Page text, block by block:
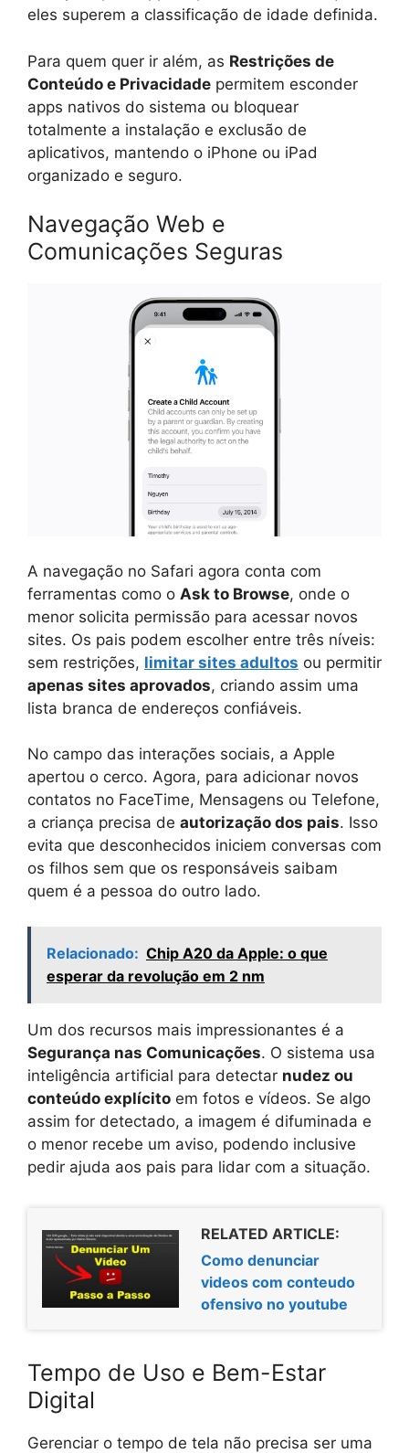
eles superem a classificação de idade definida.
Para quem quer ir além, as Restrições de
Conteúdo e Privacidade permitem esconder
apps nativos do sistema ou bloquear
totalmente a instalação e exclusão de
aplicativos, mantendo o iPhone ou iPad
organizado e seguro.
Navegação Web e
Comunicações Seguras
A navegação no Safari agora conta com
ferramentas como o Ask to Browse, onde o
menor solicita permissão para acessar novos
sites. Os pais podem escolher entre três níveis:
sem restrições, limitar sites adultos ou permitir
apenas sites aprovados, criando assim uma
lista branca de endereços confiáveis.
No campo das interações sociais, a Apple
apertou o cerco. Agora, para adicionar novos
contatos no FaceTime, Mensagens ou Telefone,
a criança precisa de autorização dos pais. Isso
evita que desconhecidos iniciem conversas com
os filhos sem que os responsáveis saibam
quem é a pessoa do outro lado.
Relacionado: Chip A20 da Apple: o que
esperar da revolução em 2 nm
Um dos recursos mais impressionantes é a
Segurança nas Comunicações. O sistema usa
inteligência artificial para detectar nudez ou
conteúdo explícito em fotos e vídeos. Se algo
assim for detectado, a imagem é difuminada e
o menor recebe um aviso, podendo inclusive
pedir ajuda aos pais para lidar com a situação.
RELATED ARTICLE:
Como denunciar
videos com conteudo
ofensivo no youtube
Tempo de Uso e Bem-Estar
Digital
Gerenciar o tempo de tela não precisa ser uma